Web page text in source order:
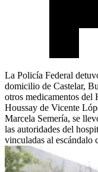
La Policía Federal
domicilio de Castelar,
otros medicamentos
Houssay de Vicente
Marcela Semería, se
las autoridades del
vinculadas al escándalo